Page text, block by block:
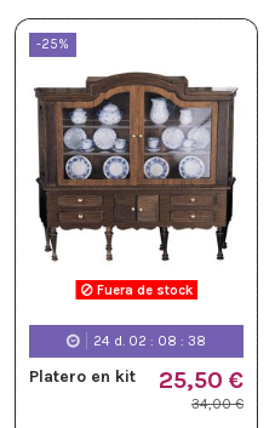
-25%
Fuera de stock
24 d. 02 : 08 :37
Platero en kit 25,50 €
34,00 €